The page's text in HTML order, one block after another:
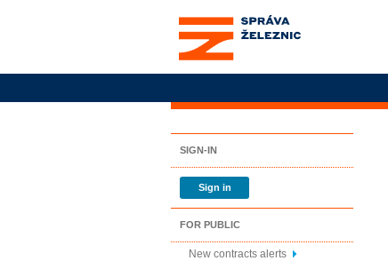
Správa železnic, státní
organizace
SIGN-IN
Sign in
FOR PUBLIC
New contracts alerts